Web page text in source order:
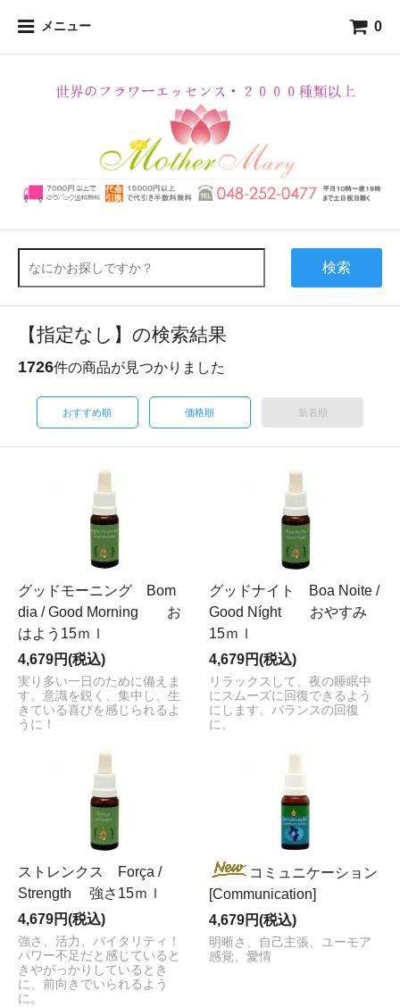
メニュー 0
検索
【指定なし】の検索結果
1726件の商品が見つかりました
おすすめ順 価格順 新着順
グッドモーニング Bom
dia / Good Morning お
はよう15ｍｌ
4,679円(税込)
実り多い一日のために備えま
す。意識を鋭く、集中し、生
きている喜びを感じられるよ
うに！
グッドナイト Boa Noite /
Good Níght おやすみ
15ｍｌ
4,679円(税込)
リラックスして、夜の睡眠中
にスムーズに回復できるよう
にします。バランスの回復
に。
ストレンクス Força /
Strength 強さ15ｍｌ
4,679円(税込)
強さ、活力、バイタリティ！
パワー不足だと感じていると
きやがっかりしているとき
に、前向きでいられるよう
に。
コミュニケーション
[Communication]
4,679円(税込)
明晰さ、自己主張、ユーモア
感覚、愛情